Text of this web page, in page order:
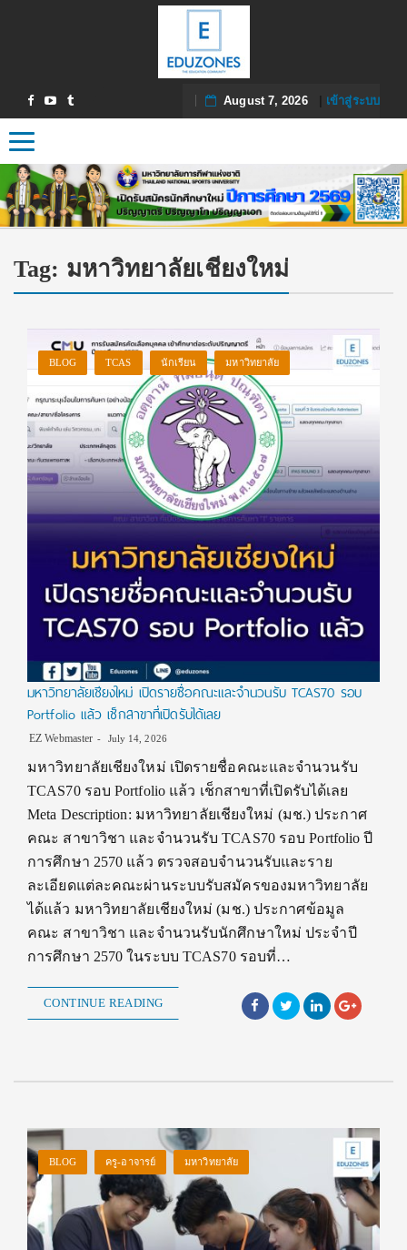
August 7, 2026| เข้าสู่ระบบ
Toggle navigation
Tag: มหาวิทยาลัยเชียงใหม่
BLOG TCAS นักเรียน มหาวิทยาลัย
มหาวิทยาลัยเชียงใหม่ เปิดรายชื่อคณะและจำนวนรับ TCAS70 รอบ
Portfolio แล้ว เช็กสาขาที่เปิดรับได้เลย
EZ Webmaster July 14, 2026
มหาวิทยาลัยเชียงใหม่ เปิดรายชื่อคณะและจำนวนรับ
TCAS70 รอบ Portfolio แล้ว เช็กสาขาที่เปิดรับได้เลย
Meta Description: มหาวิทยาลัยเชียงใหม่ (มช.) ประกาศ
คณะ สาขาวิชา และจำนวนรับ TCAS70 รอบ Portfolio ปี
การศึกษา 2570 แล้ว ตรวจสอบจำนวนรับและราย
ละเอียดแต่ละคณะผ่านระบบรับสมัครของมหาวิทยาลัย
ได้แล้ว มหาวิทยาลัยเชียงใหม่ (มช.) ประกาศข้อมูล
คณะ สาขาวิชา และจำนวนรับนักศึกษาใหม่ ประจำปี
การศึกษา 2570 ในระบบ TCAS70 รอบที่…
CONTINUE READING
BLOG ครู-อาจารย์ มหาวิทยาลัย